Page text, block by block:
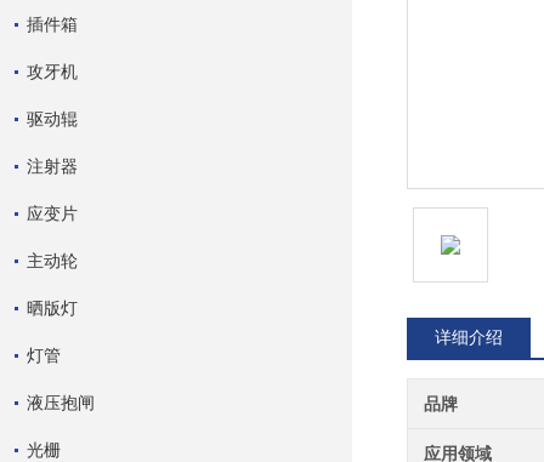
插件箱
攻牙机
驱动辊
注射器
应变片
主动轮
晒版灯
灯管
液压抱闸
光栅
详细介绍
品牌
应用领域